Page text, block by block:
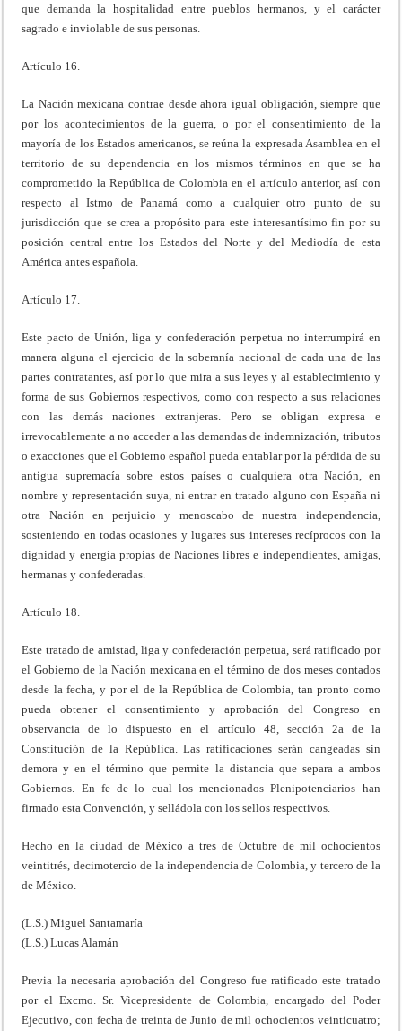
que demanda la hospitalidad entre pueblos hermanos, y el carácter
sagrado e inviolable de sus personas.
Artículo 16.
La Nación mexicana contrae desde ahora igual obligación, siempre que
por los acontecimientos de la guerra, o por el consentimiento de la
mayoría de los Estados americanos, se reúna la expresada Asamblea en el
territorio de su dependencia en los mismos términos en que se ha
comprometido la República de Colombia en el artículo anterior, así con
respecto al Istmo de Panamá como a cualquier otro punto de su
jurisdicción que se crea a propósito para este interesantísimo fin por su
posición central entre los Estados del Norte y del Mediodía de esta
América antes española.
Artículo 17.
Este pacto de Unión, liga y confederación perpetua no interrumpirá en
manera alguna el ejercicio de la soberanía nacional de cada una de las
partes contratantes, así por lo que mira a sus leyes y al establecimiento y
forma de sus Gobiernos respectivos, como con respecto a sus relaciones
con las demás naciones extranjeras. Pero se obligan expresa e
irrevocablemente a no acceder a las demandas de indemnización, tributos
o exacciones que el Gobierno español pueda entablar por la pérdida de su
antigua supremacía sobre estos países o cualquiera otra Nación, en
nombre y representación suya, ni entrar en tratado alguno con España ni
otra Nación en perjuicio y menoscabo de nuestra independencia,
sosteniendo en todas ocasiones y lugares sus intereses recíprocos con la
dignidad y energía propias de Naciones libres e independientes, amigas,
hermanas y confederadas.
Artículo 18.
Este tratado de amistad, liga y confederación perpetua, será ratificado por
el Gobierno de la Nación mexicana en el término de dos meses contados
desde la fecha, y por el de la República de Colombia, tan pronto como
pueda obtener el consentimiento y aprobación del Congreso en
observancia de lo dispuesto en el artículo 48, sección 2a de la
Constitución de la República. Las ratificaciones serán cangeadas sin
demora y en el término que permite la distancia que separa a ambos
Gobiernos. En fe de lo cual los mencionados Plenipotenciarios han
firmado esta Convención, y selládola con los sellos respectivos.
Hecho en la ciudad de México a tres de Octubre de mil ochocientos
veintitrés, decimotercio de la independencia de Colombia, y tercero de la
de México.
(L.S.) Miguel Santamaría
(L.S.) Lucas Alamán
Previa la necesaria aprobación del Congreso fue ratificado este tratado
por el Excmo. Sr. Vicepresidente de Colombia, encargado del Poder
Ejecutivo, con fecha de treinta de Junio de mil ochocientos veinticuatro;